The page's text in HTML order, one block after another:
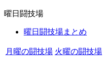
曜日闘技場
曜日闘技場まとめ
月曜の闘技場 火曜の闘技場